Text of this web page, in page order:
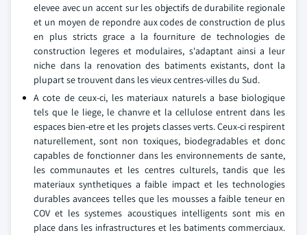
elevee avec un accent sur les objectifs de durabilite regionale
et un moyen de repondre aux codes de construction de plus
en plus stricts grace a la fourniture de technologies de
construction legeres et modulaires, s'adaptant ainsi a leur
niche dans la renovation des batiments existants, dont la
plupart se trouvent dans les vieux centres-villes du Sud.
A cote de ceux-ci, les materiaux naturels a base biologique
tels que le liege, le chanvre et la cellulose entrent dans les
espaces bien-etre et les projets classes verts. Ceux-ci respirent
naturellement, sont non toxiques, biodegradables et donc
capables de fonctionner dans les environnements de sante,
les communautes et les centres culturels, tandis que les
materiaux synthetiques a faible impact et les technologies
durables avancees telles que les mousses a faible teneur en
COV et les systemes acoustiques intelligents sont mis en
place dans les infrastructures et les batiments commerciaux.